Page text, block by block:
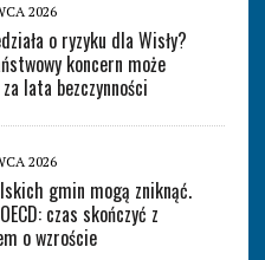
2026
o ryzyku dla Wisły?
koncern może
za lata bezczynności
2026
gmin mogą zniknąć.
czas skończyć z
o wzroście